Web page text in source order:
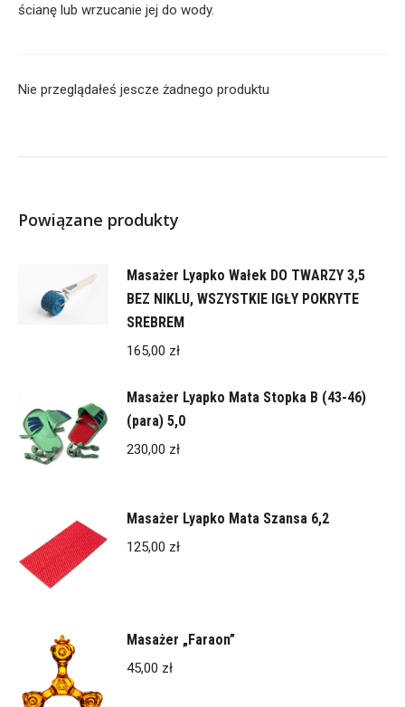
ścianę lub wrzucanie jej do wody.
Nie przeglądałeś jescze żadnego produktu
Powiązane produkty
Masażer Lyapko Wałek DO TWARZY 3,5
BEZ NIKLU, WSZYSTKIE IGŁY POKRYTE
SREBREM
165,00 zł
Masażer Lyapko Mata Stopka B (43-46)
(para) 5,0
230,00 zł
Masażer Lyapko Mata Szansa 6,2
125,00 zł
Masażer „Faraon”
45,00 zł